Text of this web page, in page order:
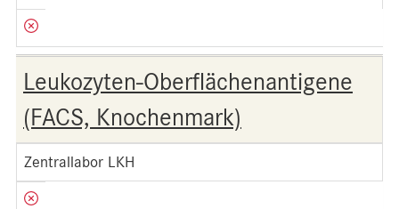
Leukozyten-Oberflächenantigene
(FACS, Knochenmark)
Zentrallabor LKH